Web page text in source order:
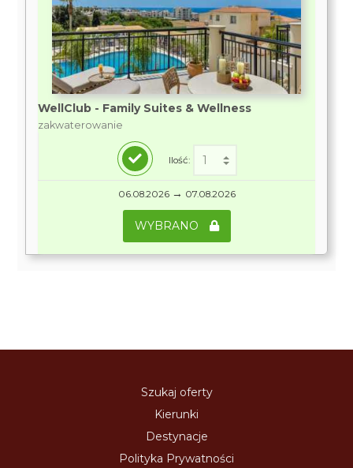
WellClub - Family Suites & Wellness
zakwaterowanie
Ilość:
06.08.2026 → 07.08.2026
WYBRANO
Szukaj oferty
Kierunki
Destynacje
Polityka Prywatności